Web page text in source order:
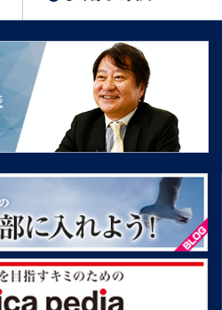
部に入れよう！